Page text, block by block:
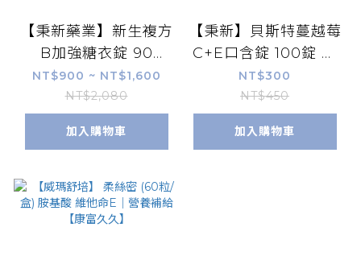
【秉新藥業】新生複方
B加強糖衣錠 90
錠/180錠 高單位B群
葉酸生物素 B12B6B2
維生素維他命C+E 康
富久久
NT$900 ~ NT$1,600
NT$2,080
加入購物車
【秉新】貝斯特蔓越莓
C+E口含錠 100錠 維
生素C 維生素E 前花
青素 膠原蛋白 葡萄籽
抗氧化 康富久久 實體
藥局
NT$300
NT$450
加入購物車